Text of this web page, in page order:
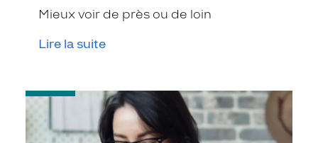
Mieux voir de près ou de loin
Lire la suite
-
Verres
d'intérieur
HD